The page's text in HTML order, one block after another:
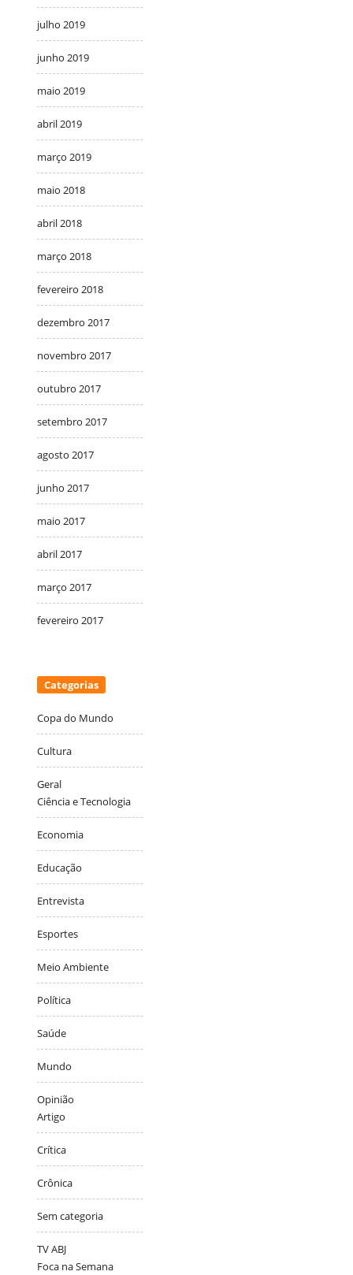
julho 2019
junho 2019
maio 2019
abril 2019
março 2019
maio 2018
abril 2018
março 2018
fevereiro 2018
dezembro 2017
novembro 2017
outubro 2017
setembro 2017
agosto 2017
junho 2017
maio 2017
abril 2017
março 2017
fevereiro 2017
Categorias
Copa do Mundo
Cultura
Geral
Ciência e Tecnologia
Economia
Educação
Entrevista
Esportes
Meio Ambiente
Política
Saúde
Mundo
Opinião
Artigo
Crítica
Crônica
Sem categoria
TV ABJ
Foca na Semana